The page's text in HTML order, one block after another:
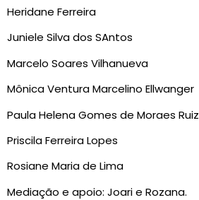
Heridane Ferreira
Juniele Silva dos SAntos
Marcelo Soares Vilhanueva
Mônica Ventura Marcelino Ellwanger
Paula Helena Gomes de Moraes Ruiz
Priscila Ferreira Lopes
Rosiane Maria de Lima
Mediação e apoio: Joari e Rozana.